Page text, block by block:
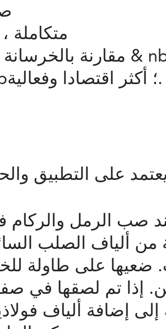
متكاملة
& nbsp؛ أكثر اقتصادا وفعالية.
صب الرمل والركام
من ألياف الصلب
ضعيها على طاولة
إذا تم لصقها في
إضافة ألياف